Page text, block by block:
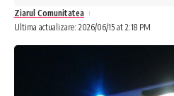
Ultima actualizare: 2026/06/15 at 2:18 PM
Ziarul Comunitatea